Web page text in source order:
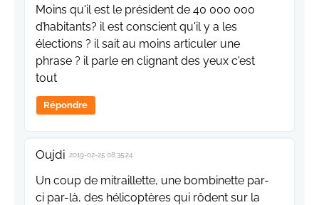
Moins qu'il est le président de 40 000 000
d’habitants? il est conscient qu'il y a les
élections ? il sait au moins articuler une
phrase ? il parle en clignant des yeux c'est
tout
Répondre
Oujdi 2019-02-25 08:35:24
Un coup de mitraillette, une bombinette par-
ci par-là, des hélicoptères qui rôdent sur la